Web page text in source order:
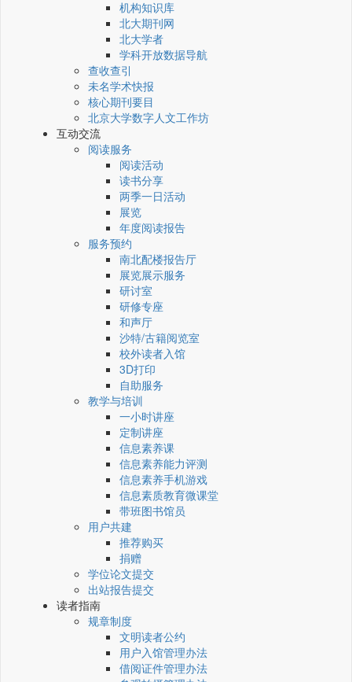
机构知识库
北大期刊网
北大学者
学科开放数据导航
查收查引
未名学术快报
核心期刊要目
北京大学数字人文工作坊
互动交流
阅读服务
阅读活动
读书分享
两季一日活动
展览
年度阅读报告
服务预约
南北配楼报告厅
展览展示服务
研讨室
研修专座
和声厅
沙特/古籍阅览室
校外读者入馆
3D打印
自助服务
教学与培训
一小时讲座
定制讲座
信息素养课
信息素养能力评测
信息素养手机游戏
信息素质教育微课堂
带班图书馆员
用户共建
推荐购买
捐赠
学位论文提交
出站报告提交
读者指南
规章制度
文明读者公约
用户入馆管理办法
借阅证件管理办法